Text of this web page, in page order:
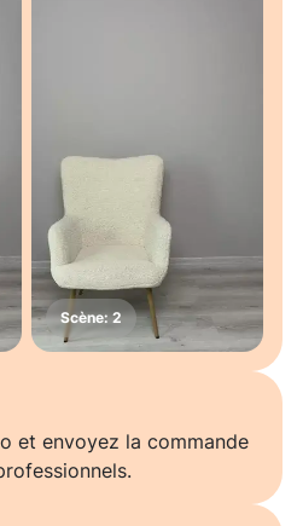
et envoyez la commande